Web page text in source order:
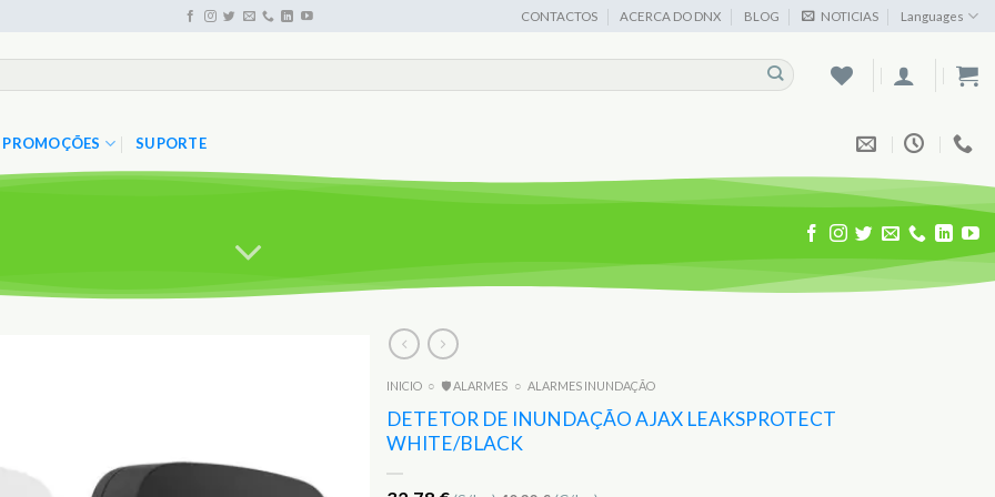
CONTACTOS ACERCA DO DNX BLOG NOTICIAS Languages
PROMOÇÕES SUPORTE
INICIO ○ 🛡️ ALARMES ○ ALARMES INUNDAÇÃO
DETETOR DE INUNDAÇÃO AJAX LEAKSPROTECT
WHITE/BLACK